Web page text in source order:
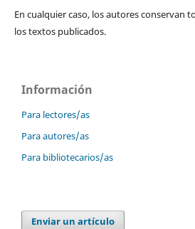
En cualquier caso, los autores conservan
los textos publicados.
Información
Para lectores/as
Para autores/as
Para bibliotecarios/as
Enviar un artículo